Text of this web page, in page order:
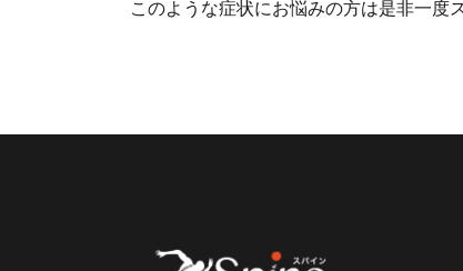
このような症状にお悩みの方は是非一度